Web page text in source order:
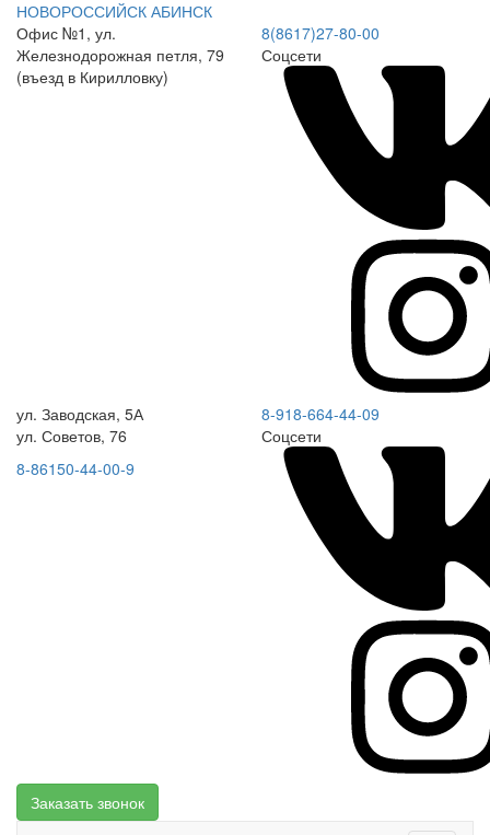
НОВОРОССИЙСК АБИНСК
Офис №1, ул.
Железнодорожная петля, 79
(въезд в Кирилловку)
8(8617)27-80-00
Соцсети
ул. Заводская, 5А
ул. Советов, 76
8-86150-44-00-9
8-918-664-44-09
Соцсети
Заказать звонок